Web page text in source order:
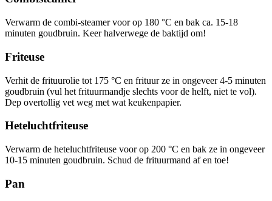
Verwarm de combi-steamer voor op 180 °C en bak ca. 15-18
minuten goudbruin. Keer halverwege de baktijd om!
Friteuse
Verhit de frituurolie tot 175 °C en frituur ze in ongeveer 4-5 minuten
goudbruin (vul het frituurmandje slechts voor de helft, niet te vol).
Dep overtollig vet weg met wat keukenpapier.
Heteluchtfriteuse
Verwarm de heteluchtfriteuse voor op 200 °C en bak ze in ongeveer
10-15 minuten goudbruin. Schud de frituurmand af en toe!
Pan